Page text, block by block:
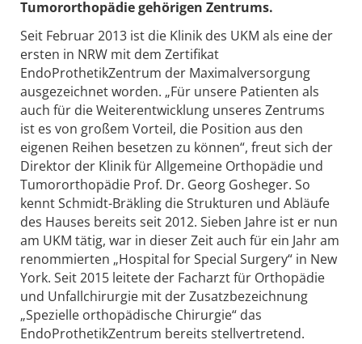
Tumororthopädie gehörigen Zentrums.
Seit Februar 2013 ist die Klinik des UKM als eine der
ersten in NRW mit dem Zertifikat
EndoProthetikZentrum der Maximalversorgung
ausgezeichnet worden. „Für unsere Patienten als
auch für die Weiterentwicklung unseres Zentrums
ist es von großem Vorteil, die Position aus den
eigenen Reihen besetzen zu können“, freut sich der
Direktor der Klinik für Allgemeine Orthopädie und
Tumororthopädie Prof. Dr. Georg Gosheger. So
kennt Schmidt-Bräkling die Strukturen und Abläufe
des Hauses bereits seit 2012. Sieben Jahre ist er nun
am UKM tätig, war in dieser Zeit auch für ein Jahr am
renommierten „Hospital for Special Surgery“ in New
York. Seit 2015 leitete der Facharzt für Orthopädie
und Unfallchirurgie mit der Zusatzbezeichnung
„Spezielle orthopädische Chirurgie“ das
EndoProthetikZentrum bereits stellvertretend.